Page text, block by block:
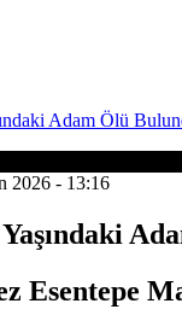
Adam Ölü
2026 - 13:16
Esentepe